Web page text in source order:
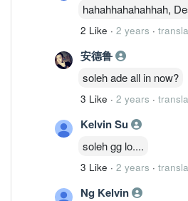
hahahhahahahhah,
2 Like · 2 years ·
安德鲁
soleh ade all in now?
3 Like · 2 years ·
Kelvin Su
soleh gg lo....
3 Like · 2 years ·
Ng Kelvin